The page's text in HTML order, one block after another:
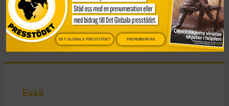
KATEGORI
Nyheter
Essä
DET GLOBALA PRESSTÖDET PRENUMERERA